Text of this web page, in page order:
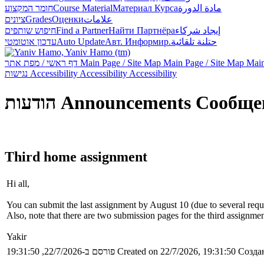
חומר המקצועCourse MaterialМатериал Курсаمادة الدورة
ציוניםGradesОценкиعلامات
חיפוש שותפיםFind a PartnerНайти Партнёраإيجاد شركاء
עדכון אוטומטיAuto UpdateАвт. Информир.حتلنة تلقائية
Main Page / Site Map Main Page / Site Map
Accessibility Accessibility Accessibility
הודעות Announcements
Third home assignment
Hi all,
You can submit the last assignment by August 10 (due to several
Also, note that there are two submission pages for the third
Yakir
פורסם ב-22/7/2026, 19:31:50 Created on 22/7/2026, 19:31:50